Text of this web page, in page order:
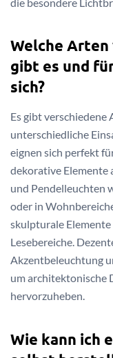
Welche Arten
gibt es und
sich?
Es gibt verschiedene
unterschiedliche
eignen sich perfekt
dekorative Elemente
und Pendelleuchten
oder in
skulpturale
Lesebereiche.
Akzentbeleuchtung
um architektonische
hervorzuheben.
Wie kann ich